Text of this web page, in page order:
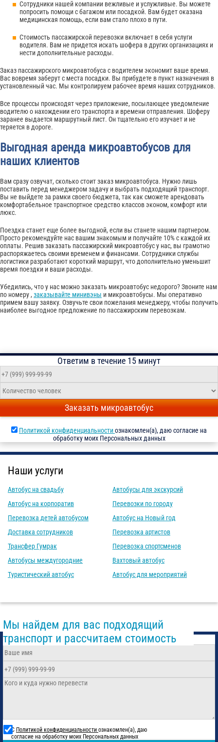
Сотрудники нашей компании вежливые и услужливые. Вы можете
попросить помощи с багажом или посадкой. Вам будет оказана
медицинская помощь, если вам стало плохо в пути.
Стоимость пассажирской перевозки включает в себя услуги
водителя. Вам не придется искать шофера в других организациях и
нести дополнительные расходы.
Заказ пассажирского микроавтобуса с водителем экономит ваше время.
Вас вовремя заберут с места посадки. Вы прибудете в пункт назначения в
установленный час. Мы контролируем рабочее время наших сотрудников.
Все процессы происходят через приложение, посылающее уведомление
водителю о нахождении его транспорта и времени отправления. Шоферу
заранее выдается маршрутный лист. Он тщательно его изучает и не
теряется в дороге.
Выгодная аренда микроавтобусов для
наших клиентов
Вам сразу озвучат, сколько стоит заказ микроавтобуса. Нужно лишь
поставить перед менеджером задачу и выбрать подходящий транспорт.
Вы не выйдете за рамки своего бюджета, так как сможете арендовать
комфортабельное транспортное средство классов эконом, комфорт или
люкс.
Поездка станет еще более выгодной, если вы станете нашим партнером.
Просто рекомендуйте нас вашим знакомым и получайте 10% с каждой их
оплаты. Решив заказать пассажирский микроавтобус у нас, вы грамотно
распоряжаетесь своими временем и финансами. Сотрудники службы
логистики разработают короткий маршрут, что дополнительно уменьшит
время поездки и ваши расходы.
Убедились, что у нас можно заказать микроавтобус недорого? Звоните нам
по номеру , заказывайте минивэны и микроавтобусы. Мы оперативно
примем вашу заявку. Озвучьте свои пожелания менеджеру, чтобы получить
наиболее выгодное предложение по пассажирским перевозкам.
Ответим в течение 15 минут
Заказать микроавтобус
Политикой конфиденциальностиознакомлен(а), даю согласие на
обработку моих Персональных данных
Наши услуги
Автобус на свадьбу
Автобус на корпоратив
Перевозка детей автобусом
Доставка сотрудников
Трансфер Гумрак
Автобусы междугородние
Туристический автобус
Автобусы для экскурсий
Перевозки по городу
Автобус на Новый год
Перевозка артистов
Перевозка спортсменов
Вахтовый автобус
Автобус для мероприятий
Мы найдем для вас подходящий
транспорт и рассчитаем стоимость
С Политикой конфиденциальности ознакомлен(а), даю
согласие на обработку моих Персональных данных